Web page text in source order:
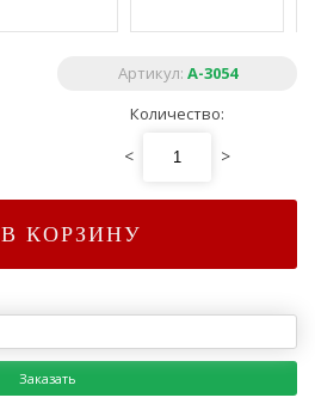
Артикул: A-3054
Количество:
< >
В КОРЗИНУ
Заказать